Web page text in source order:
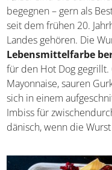
Pølser sind die
überall begegnen –
bereits seit dem frühen
des Landes gehören.
auf
wird für den Hot Dog
Mayonnaise, sauren
ergibt sich in einem
beliebte Imbiss für
Brötchen ist!